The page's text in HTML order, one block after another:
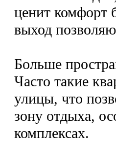
ценит комфорт
выход
Больше
Часто такие
улицы, что
зону отдыха,
комплексах.